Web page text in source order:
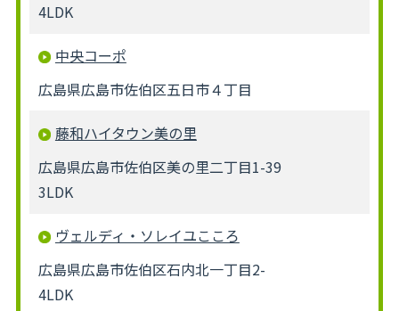
4LDK
中央コーポ
広島県広島市佐伯区五日市４丁目
藤和ハイタウン美の里
広島県広島市佐伯区美の里二丁目1-39
3LDK
ヴェルディ・ソレイユこころ
広島県広島市佐伯区石内北一丁目2-
4LDK